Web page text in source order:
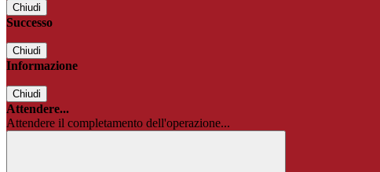
Chiudi
Successo
Chiudi
Informazione
Chiudi
Attendere...
Attendere il completamento dell'operazione...